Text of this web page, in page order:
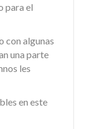
para el
con algunas
una parte
les
en este